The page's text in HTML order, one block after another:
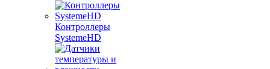
Контроллеры
SystemeHD